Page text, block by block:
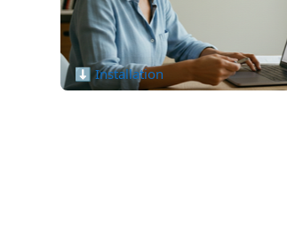
⬇️ Installation